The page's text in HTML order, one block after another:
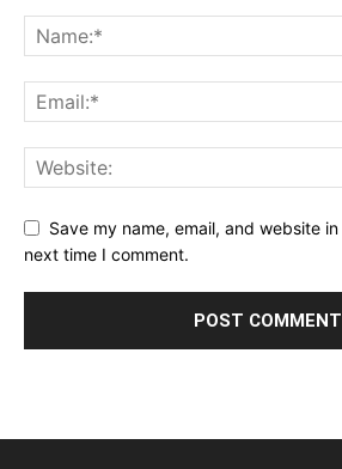
Save my name, email, and website
next time I comment.